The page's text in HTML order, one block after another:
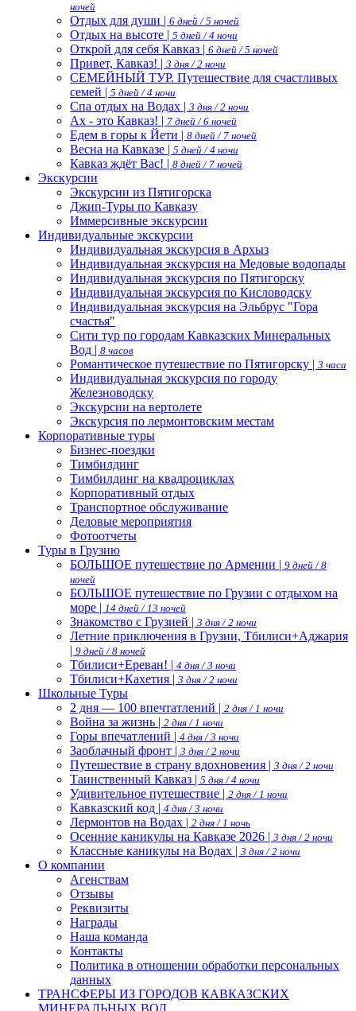
ночей
Отдых для души | 6 дней / 5 ночей
Отдых на высоте | 5 дней / 4 ночи
Открой для себя Кавказ | 6 дней / 5 ночей
Привет, Кавказ! | 3 дня / 2 ночи
СЕМЕЙНЫЙ ТУР. Путешествие для счастливых
семей | 5 дней / 4 ночи
Спа отдых на Водах | 3 дня / 2 ночи
Ах - это Кавказ! | 7 дней / 6 ночей
Едем в горы к Йети | 8 дней / 7 ночей
Весна на Кавказе | 5 дней / 4 ночи
Кавказ ждёт Вас! | 8 дней / 7 ночей
Экскурсии
Экскурсии из Пятигорска
Джип-Туры по Кавказу
Иммерсивные экскурсии
Индивидуальные экскурсии
Индивидуальная экскурсия в Архыз
Индивидуальная экскурсия на Медовые водопады
Индивидуальная экскурсия по Пятигорску
Индивидуальная экскурсия по Кисловодску
Индивидуальная экскурсия на Эльбрус "Гора
счастья"
Сити тур по городам Кавказских Минеральных
Вод | 8 часов
Романтическое путешествие по Пятигорску | 3 часа
Индивидуальная экскурсия по городу
Железноводску
Экскурсии на вертолете
Экскурсия по лермонтовским местам
Корпоративные туры
Бизнес-поездки
Тимбилдинг
Тимбилдинг на квадроциклах
Корпоративный отдых
Транспортное обслуживание
Деловые мероприятия
Фотоотчеты
Туры в Грузию
БОЛЬШОЕ путешествие по Армении | 9 дней / 8
ночей
БОЛЬШОЕ путешествие по Грузии с отдыхом на
море | 14 дней / 13 ночей
Знакомство с Грузией | 3 дня / 2 ночи
Летние приключения в Грузии, Тбилиси+Аджария
| 9 дней / 8 ночей
Тбилиси+Ереван! | 4 дня / 3 ночи
Тбилиси+Кахетия | 3 дня / 2 ночи
Школьные Туры
2 дня — 100 впечтатлений | 2 дня / 1 ночи
Война за жизнь | 2 дня / 1 ночи
Горы впечатлений | 4 дня / 3 ночи
Заоблачный фронт | 3 дня / 2 ночи
Путешествие в страну вдохновения | 3 дня / 2 ночи
Таинственный Кавказ | 5 дня / 4 ночи
Удивительное путешествие | 2 дня / 1 ночи
Кавказский код | 4 дня / 3 ночи
Лермонтов на Водах | 2 дня / 1 ночь
Осенние каникулы на Кавказе 2026 | 3 дня / 2 ночи
Классные каникулы на Водах | 3 дня / 2 ночи
О компании
Агенствам
Отзывы
Реквизиты
Награды
Наша команда
Контакты
Политика в отношении обработки персональных
данных
ТРАНСФЕРЫ ИЗ ГОРОДОВ КАВКАЗСКИХ
МИНЕРАЛЬНЫХ ВОД